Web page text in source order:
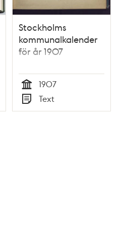
Stockholms
kommunalkalender
för år 1907
Tid
1907
Typ
Text